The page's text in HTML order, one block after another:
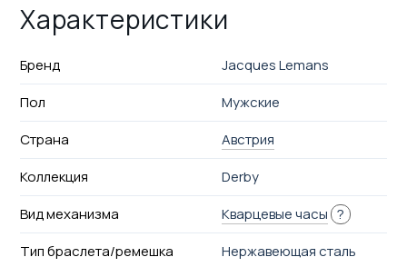
Характеристики
Бренд
Jacques Lemans
Пол
Мужские
Страна
Австрия
Коллекция
Derby
Вид механизма
Кварцевые часы ?
Тип браслета/ремешка
Нержавеющая сталь